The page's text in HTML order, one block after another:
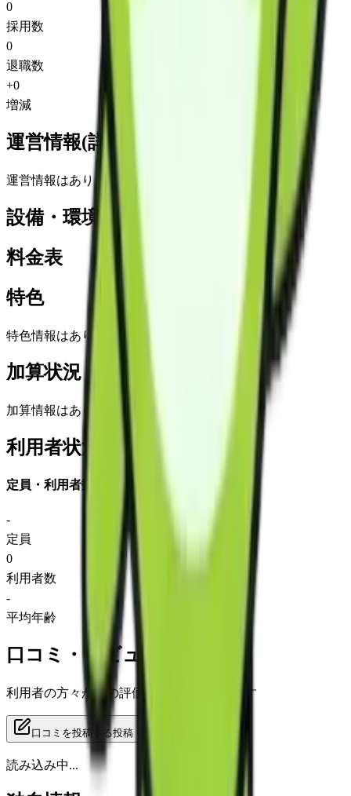
0
採用数
0
退職数
+0
増減
運営情報(詳細)
運営情報はありません
設備・環境
料金表
特色
特色情報はありません
加算状況
加算情報はありません
利用者状況
定員・利用者数
-
定員
0
利用者数
-
平均年齢
口コミ・レビュー
利用者の方々からの評価をご覧いただけます
口コミを投稿する投稿
読み込み中...